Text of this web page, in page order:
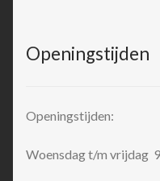
Openingstijden
Openingstijden:
Woensdag t/m vrijdag